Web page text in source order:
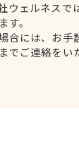
ウェルネスで
す。
合には、お手
でご連絡をい